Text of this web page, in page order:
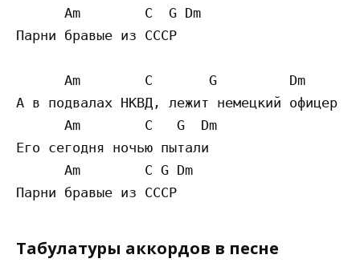
      Am        C  G Dm
Парни бравые из СССР
      Am        C       G         Dm
А в подвалах НКВД, лежит немецкий офицер
      Am        C   G  Dm
Его сегодня ночью пытали
      Am        C G Dm
Табулатуры аккордов в песне